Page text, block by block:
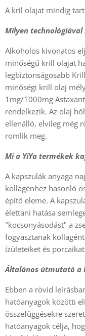
A kril olajat mindig
Milyen
Alkoholos kivonatos
minőségű krill olajat
legbiztonságosabb
minőségi krill olaj
1mg/1000mg
rendelkezik. Az olaj
ellenálló, elvileg még
romlik meg.
Mi a YiYa termékek
A kapszulák anyaga
kollagénhez hasonló
építő eleme. A
élettani hatása
"kocsonyásodást" a
fogyasztanak
ízületeiket és
Általános útmutató a
Ebben a rövid
hatóanyagok közötti
összefüggésekre
hatóanyagok célja,